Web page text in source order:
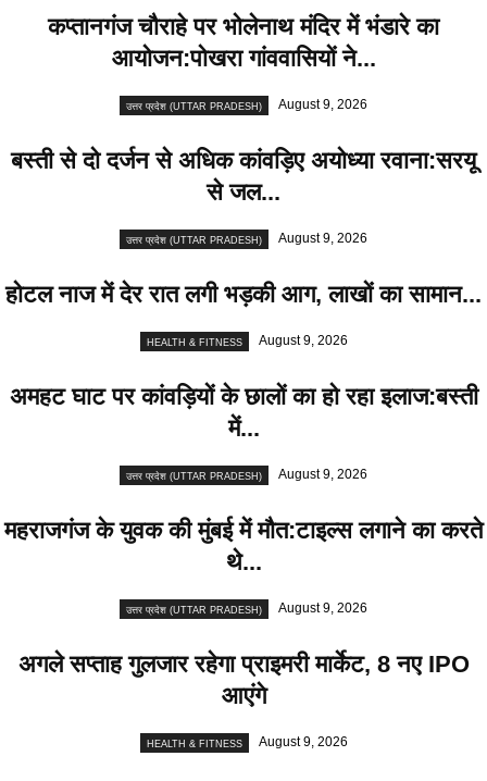
कप्तानगंज चौराहे पर भोलेनाथ मंदिर में भंडारे का
आयोजन:पोखरा गांववासियों ने...
उत्तर प्रदेश (UTTAR PRADESH) August 9, 2026
बस्ती से दो दर्जन से अधिक कांवड़िए अयोध्या रवाना:सरयू
से जल...
उत्तर प्रदेश (UTTAR PRADESH) August 9, 2026
होटल नाज में देर रात लगी भड़की आग, लाखों का सामान...
HEALTH & FITNESS August 9, 2026
अमहट घाट पर कांवड़ियों के छालों का हो रहा इलाज:बस्ती
में...
उत्तर प्रदेश (UTTAR PRADESH) August 9, 2026
महराजगंज के युवक की मुंबई में मौत:टाइल्स लगाने का करते
थे...
उत्तर प्रदेश (UTTAR PRADESH) August 9, 2026
अगले सप्ताह गुलजार रहेगा प्राइमरी मार्केट, 8 नए IPO
आएंगे
HEALTH & FITNESS August 9, 2026